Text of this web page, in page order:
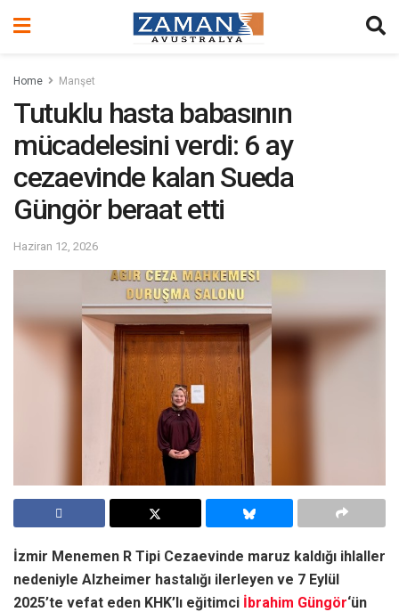
Home Manşet
Tutuklu hasta babasının
mücadelesini verdi: 6 ay
cezaevinde kalan Sueda
Güngör beraat etti
Haziran 12, 2026
İzmir Menemen R Tipi Cezaevinde maruz kaldığı ihlaller
nedeniyle Alzheimer hastalığı ilerleyen ve 7 Eylül
2025’te vefat eden KHK’lı eğitimci İbrahim Güngör‘ün